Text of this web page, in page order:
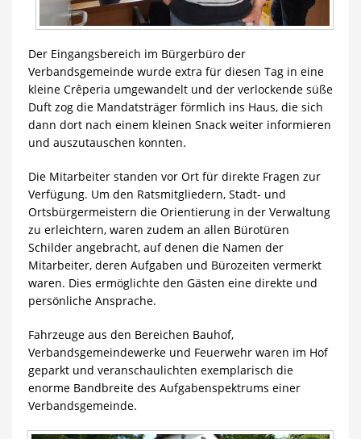
Der Eingangsbereich im Bürgerbüro der
Verbandsgemeinde wurde extra für diesen Tag in eine
kleine Crêperia umgewandelt und der verlockende süße
Duft zog die Mandatsträger förmlich ins Haus, die sich
dann dort nach einem kleinen Snack weiter informieren
und auszutauschen konnten.
Die Mitarbeiter standen vor Ort für direkte Fragen zur
Verfügung. Um den Ratsmitgliedern, Stadt- und
Ortsbürgermeistern die Orientierung in der Verwaltung
zu erleichtern, waren zudem an allen Bürotüren
Schilder angebracht, auf denen die Namen der
Mitarbeiter, deren Aufgaben und Bürozeiten vermerkt
waren. Dies ermöglichte den Gästen eine direkte und
persönliche Ansprache.
Fahrzeuge aus den Bereichen Bauhof,
Verbandsgemeindewerke und Feuerwehr waren im Hof
geparkt und veranschaulichten exemplarisch die
enorme Bandbreite des Aufgabenspektrums einer
Verbandsgemeinde.